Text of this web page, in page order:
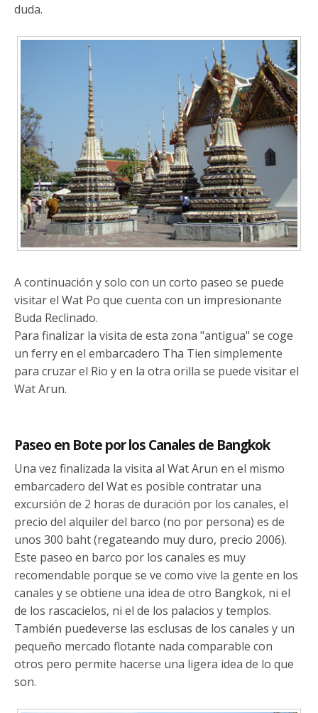
duda.
A continuación y solo con un corto paseo se puede
visitar el Wat Po que cuenta con un impresionante
Buda Reclinado.
Para finalizar la visita de esta zona "antigua" se coge
un ferry en el embarcadero Tha Tien simplemente
para cruzar el Rio y en la otra orilla se puede visitar el
Wat Arun.
Paseo en Bote por los Canales de Bangkok
Una vez finalizada la visita al Wat Arun en el mismo
embarcadero del Wat es posible contratar una
excursión de 2 horas de duración por los canales, el
precio del alquiler del barco (no por persona) es de
unos 300 baht (regateando muy duro, precio 2006).
Este paseo en barco por los canales es muy
recomendable porque se ve como vive la gente en los
canales y se obtiene una idea de otro Bangkok, ni el
de los rascacielos, ni el de los palacios y templos.
También puedeverse las esclusas de los canales y un
pequeño mercado flotante nada comparable con
otros pero permite hacerse una ligera idea de lo que
son.